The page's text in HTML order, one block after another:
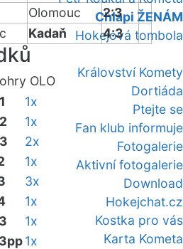
Chlapi ŽENÁM
Hokejová tombola
Království Komety
Dortiáda
Ptejte se
Fan klub informuje
Fotogalerie
Aktivní fotogalerie
Download
Hokejchat.cz
Kostka pro vás
Karta Kometa
Olomouc
2:3
Kadaň 4:3
OLO
1x
1x
2x
1x
3x
1x
1x
1x